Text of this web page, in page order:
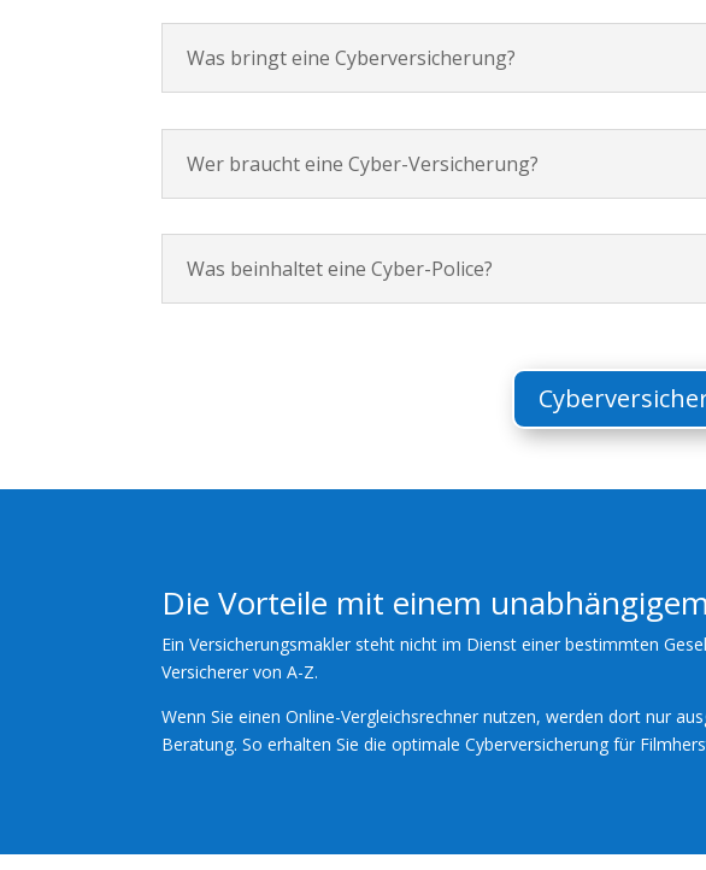
Was bringt eine Cyberversicherung?
Wer braucht eine Cyber-Versicherung?
Was beinhaltet eine Cyber-Police?
Die Vorteile mit einem
Ein Versicherungsmakler steht nicht im Dienst einer bestimmten
Versicherer von A-Z.
Wenn Sie einen Online-Vergleichsrechner nutzen, werden dort nur
Beratung. So erhalten Sie die optimale Cyberversicherung für